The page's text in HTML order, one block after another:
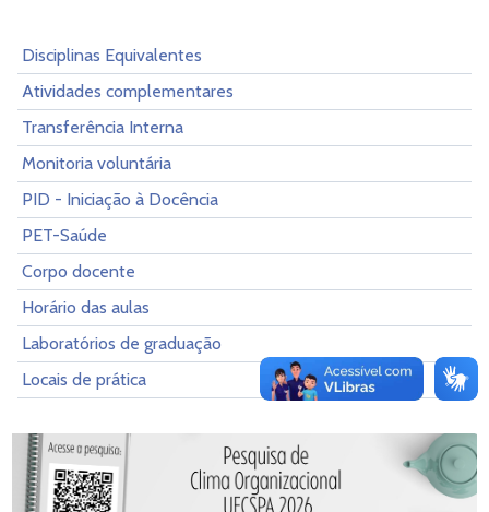
Disciplinas Equivalentes
Atividades complementares
Transferência Interna
Monitoria voluntária
PID - Iniciação à Docência
PET-Saúde
Corpo docente
Horário das aulas
Laboratórios de graduação
Locais de prática